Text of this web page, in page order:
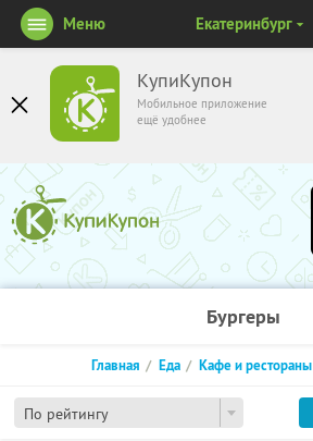
КупиКупон
Мобильное приложение
ещё удобнее
Меню Екатеринбург
Бургеры
По рейтингу
Главная Еда Кафе и рестораны